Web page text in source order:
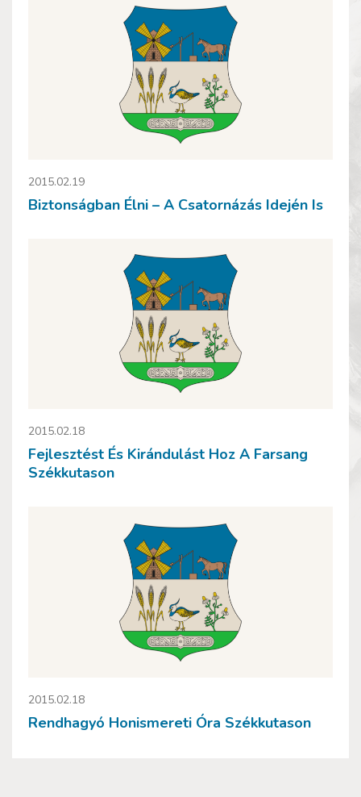
2015.02.19
Biztonságban Élni – A Csatornázás Idején Is
2015.02.18
Fejlesztést És Kirándulást Hoz A Farsang
Székkutason
2015.02.18
Rendhagyó Honismereti Óra Székkutason